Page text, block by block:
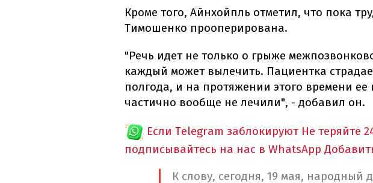
Кроме того, Айнхойпль отметил, что пока
Тимошенко прооперирована.
"Речь идет не только о грыже
каждый может вылечить. Пациентка
полгода, и на протяжении этого времени
частично вообще не лечили", - добавил он.
Если Telegram заблокируют Не теряйте
подписывайтесь на нас в WhatsApp
К слову, сегодня, 19 мая, народный